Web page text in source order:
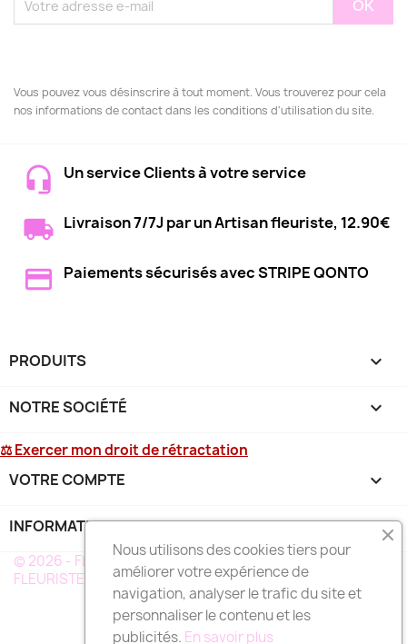
Vous pouvez vous désinscrire à tout moment. Vous trouverez pour cela
nos informations de contact dans les conditions d'utilisation du site.
Un service Clients à votre service
Livraison 7/7J par un Artisan fleuriste, 12.90€
Paiements sécurisés avec STRIPE QONTO
PRODUITS 
NOTRE SOCIÉTÉ 
⚖ Exercer mon droit de rétractation
VOTRE COMPTE 
INFORMATIONS keyboard_arrow_down
© 2026 - FLEURS DEUIL MARTINIQUE - UN RÉSEAU DE
FLEURISTE A VOTRE SERVICE EN MARTINIQUE
Nous utilisons des cookies tiers pour
améliorer votre expérience de
navigation, analyser le trafic du site et
personnaliser le contenu et les
publicités. En savoir plus